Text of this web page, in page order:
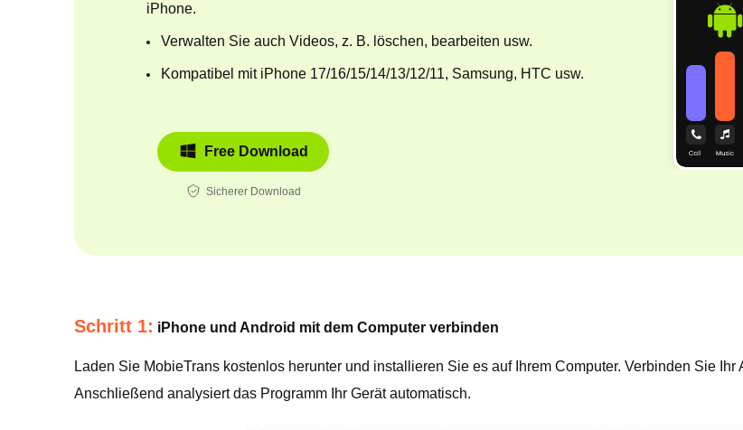
iPhone.
Verwalten Sie auch Videos, z. B. löschen, bearbeiten usw.
Kompatibel mit iPhone 17/16/15/14/13/12/11, Samsung, HTC usw.
Free Download
Sicherer Download
Schritt 1: iPhone und Android mit dem Computer verbinden
Laden Sie MobieTrans kostenlos herunter und installieren Sie es auf Ihrem Computer. Verbinden Sie
Anschließend analysiert das Programm Ihr Gerät automatisch.